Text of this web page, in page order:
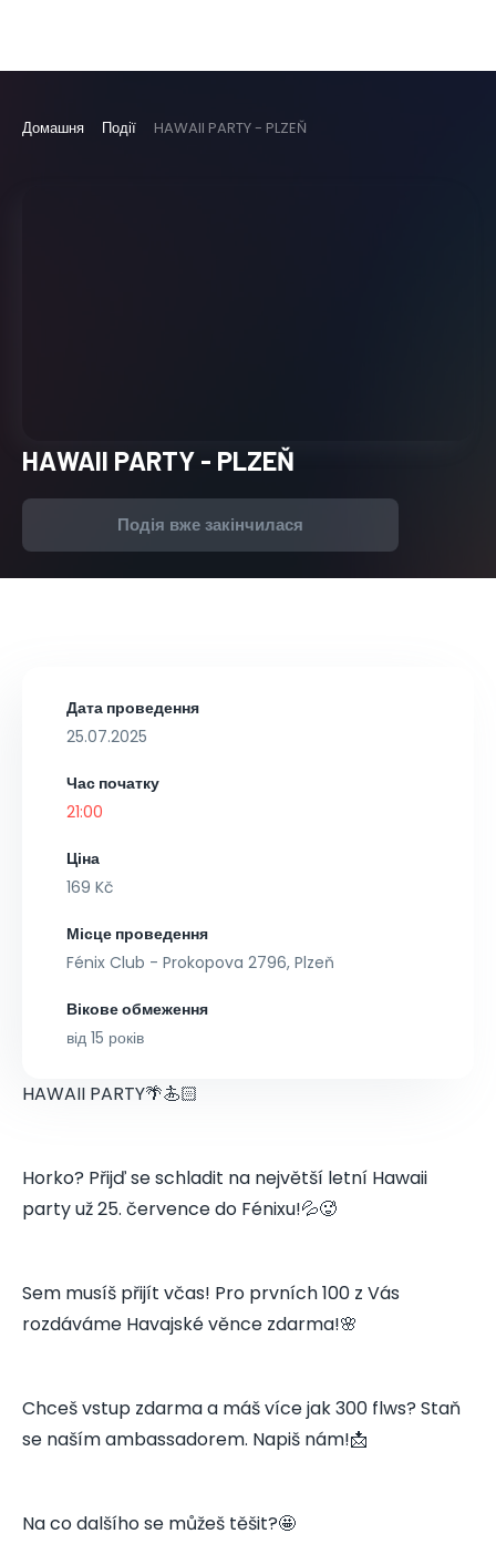
Домашня Події HAWAII PARTY - PLZEŇ
HAWAII PARTY - PLZEŇ
Подія вже закінчилася
Дата проведення
25.07.2025
Час початку
21:00
Ціна
169 Kč
Місце проведення
Fénix Club - Prokopova 2796, Plzeň
Вікове обмеження
від 15 років
HAWAII PARTY🌴🏄🏻
Horko? Přijď se schladit na největší letní Hawaii
party už 25. července do Fénixu!💦🥵
Sem musíš přijít včas! Pro prvních 100 z Vás
rozdáváme Havajské věnce zdarma!🌸
Chceš vstup zdarma a máš více jak 300 flws? Staň
se naším ambassadorem. Napiš nám!📩
Na co dalšího se můžeš těšit?🤩